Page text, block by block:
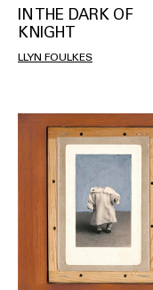
IN THE DARK OF
KNIGHT
LLYN FOULKES